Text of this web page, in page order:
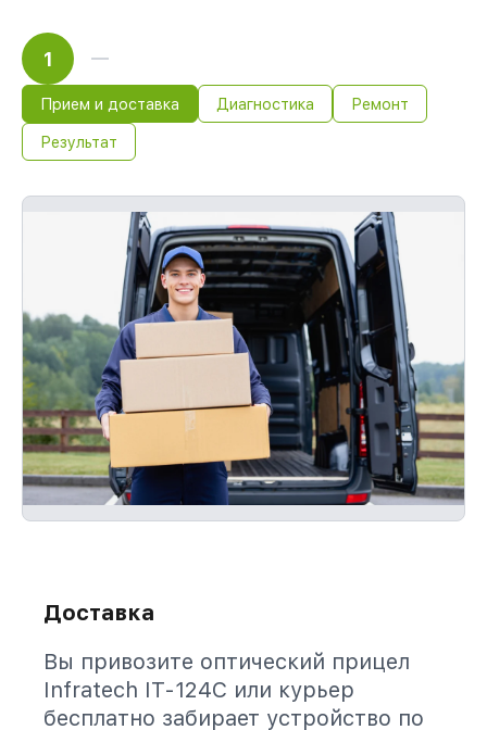
1
Прием и доставка Диагностика Ремонт
Результат
Доставка
Вы привозите оптический прицел
Infratech IT-124C или курьер
бесплатно забирает устройство по